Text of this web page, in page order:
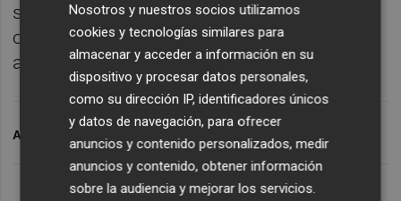
sexta plaza, posición que le dejaría sin
opciones de disputar la promoción de
ascenso a Primera Federación.
ARCHIVADO EN
Nosotros y nuestros socios utilizamos
cookies y tecnologías similares para
almacenar y acceder a información en su
dispositivo y procesar datos personales,
como su dirección IP, identificadores únicos
y datos de navegación, para ofrecer
anuncios y contenido personalizados, medir
anuncios y contenido, obtener información
sobre la audiencia y mejorar los servicios.